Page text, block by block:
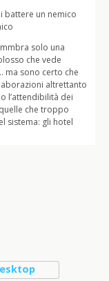
battere un nemico
solo una
che vede
ma sono certo che
altrettanto
l’attendibilità dei
che troppo
sistema: gli hotel